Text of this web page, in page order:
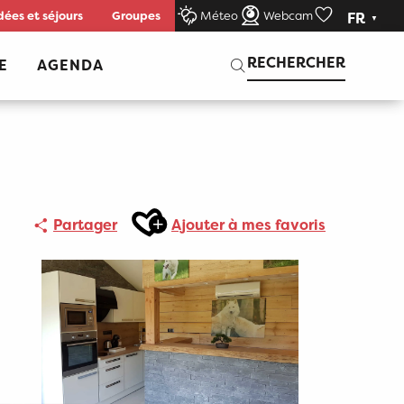
et séjours Groupes Méteo Webcam FR
AGENDA RECHERCHER
Recherche
Partager
Ajouter aux favoris
Ajouter à mes favoris